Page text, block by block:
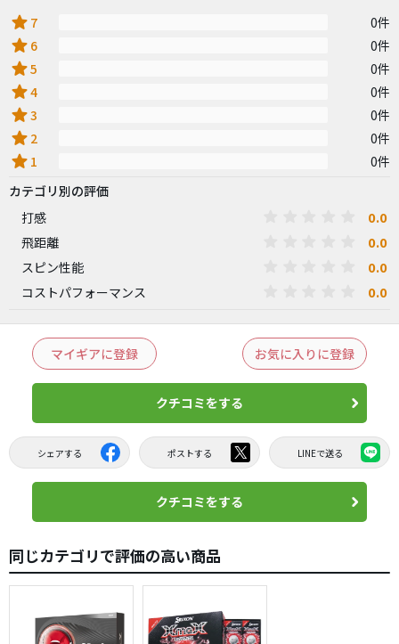
star 7 0件
star 6 0件
star5 0件
star4 0件
star3 0件
star 2 0件
star 1
0件
カテゴリ別の評価
打感
0.0
飛距離 0.0
スピン性能 0.0
コストパフォーマンス 0.0
マイギアに登録 お気に入りに登録
クチコミをする
シェアする ポストする LINEで送る
クチコミをする
同じカテゴリで評価の高い商品